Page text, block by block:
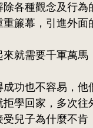
各種觀念及行
重簾幕 ，引進外面
就需要千軍萬馬
功也不容易，
拒學回家，多次
兒子為什麼不